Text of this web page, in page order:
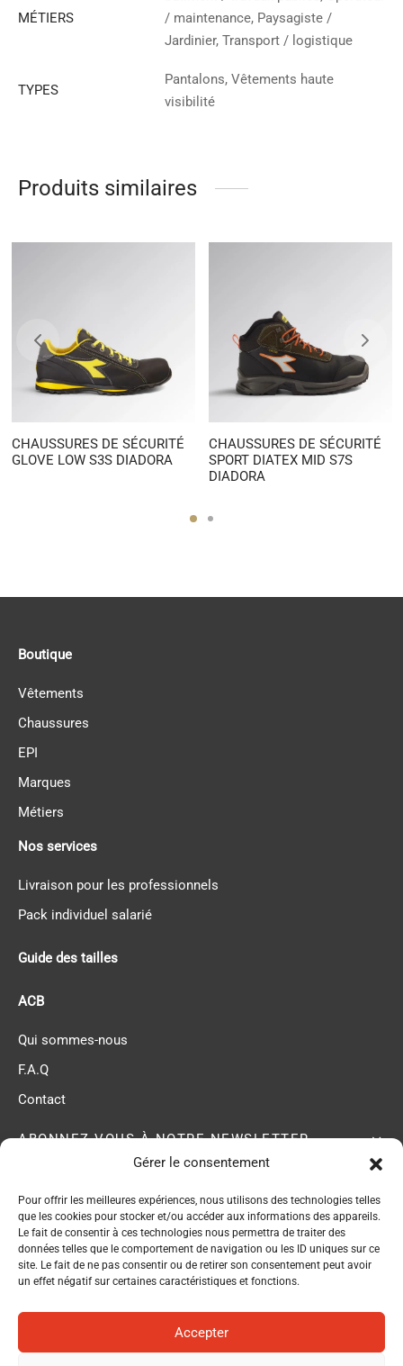
Gérer le consentement
Pour offrir les meilleures expériences, nous utilisons des technologies telles
que les cookies pour stocker et/ou accéder aux informations des appareils.
Le fait de consentir à ces technologies nous permettra de traiter des
données telles que le comportement de navigation ou les ID uniques sur ce
site. Le fait de ne pas consentir ou de retirer son consentement peut avoir
un effet négatif sur certaines caractéristiques et fonctions.
Accepter
MÉTIERS
/ maintenance, Paysagiste /
Jardinier, Transport / logistique
TYPES
Pantalons, Vêtements haute
visibilité
Produits similaires
CHAUSSURES DE SÉCURITÉ
GLOVE LOW S3S DIADORA
CHAUSSURES DE SÉCURITÉ
SPORT DIATEX MID S7S
DIADORA
ABONNEZ-VOUS À NOTRE NEWSLETTER
ACB membre du
Réseau EPI Center
Nos services
Livraison pour les professionnels
Pack individuel salarié
Guide des tailles
ACB
Qui sommes-nous
F.A.Q
Contact
Boutique
Vêtements
Chaussures
EPI
Marques
Métiers